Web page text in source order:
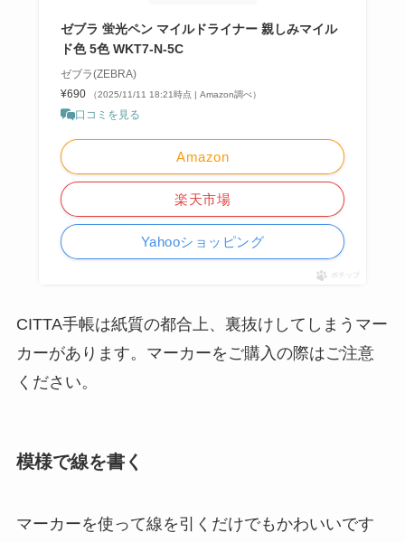
ゼブラ 蛍光ペン マイルドライナー 親しみマイル
ド色 5色 WKT7-N-5C
ゼブラ(ZEBRA)
¥690
（2025/11/11 18:21時点 | Amazon調べ）
口コミを見る
Amazon
楽天市場
Yahooショッピング
ポチップ
CITTA手帳は紙質の都合上、裏抜けしてしまうマー
カーがあります。マーカーをご購入の際はご注意
ください。
模様で線を書く
マーカーを使って線を引くだけでもかわいいです